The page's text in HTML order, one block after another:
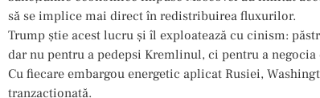
să se implice mai direct în redistribuirea fluxurilor.
Trump știe acest lucru și îl exploatează cu cinism:
dar nu pentru a pedepsi Kremlinul, ci pentru a negocia
Cu fiecare embargou energetic aplicat Rusiei,
tranzacționată.